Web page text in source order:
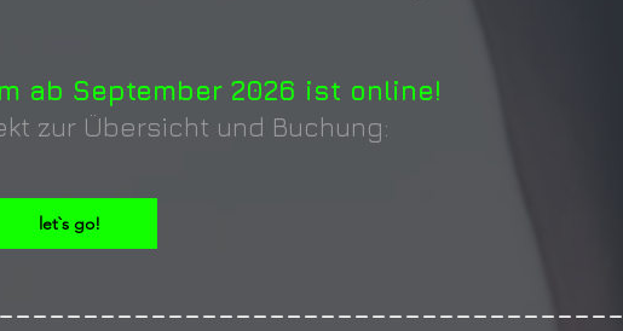
ab September 2026 ist online!
zur Übersicht und Buchung:
let`s go!